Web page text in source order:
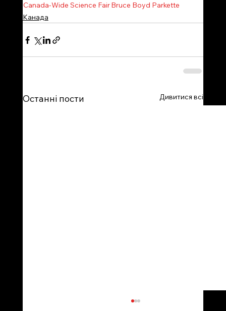
Canada-Wide Science FairBruce Boyd Parkette
Канада
Останні пости Дивитися всі